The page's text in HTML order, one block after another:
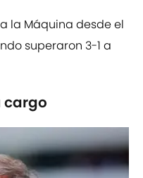
la Máquina desde el
superaron 3-1 a
cargo